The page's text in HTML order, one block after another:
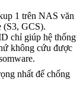
1 trên NAS văn
(S3, GCS).
chỉ giúp hệ thống
không cứu được
nhất để chống